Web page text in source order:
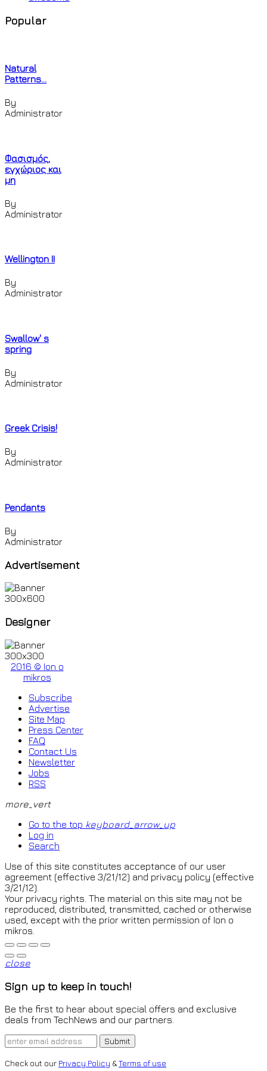
Popular
Natural
Patterns...
By
Administrator
Φασισμός,
εγχώριος και
μη
By
Administrator
Wellington II
By
Administrator
Swallow' s
spring
By
Administrator
Greek Crisis!
By
Administrator
Pendants
By
Administrator
Advertisement
Designer
2016 © Ion o
mikros
Subscribe
Advertise
Site Map
Press Center
FAQ
Contact Us
Newsletter
Jobs
RSS
more_vert
Go to the top keyboard_arrow_up
Log in
Search
Use of this site constitutes acceptance of our user
agreement (effective 3/21/12) and privacy policy (effective
3/21/12).
Your privacy rights. The material on this site may not be
reproduced, distributed, transmitted, cached or otherwise
used, except with the prior written permission of Ion o
mikros.
close
Sign up to keep in touch!
Be the first to hear about special offers and exclusive
deals from TechNews and our partners.
Check out our Privacy Policy &Terms of use